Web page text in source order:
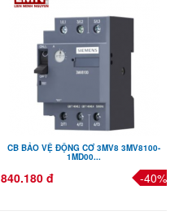
CB BẢO VỆ ĐỘNG CƠ 3MV8 3MV8100-
1MD00...
840.180 đ -40%